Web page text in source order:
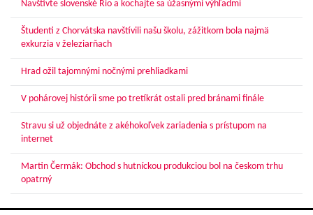
Navštívte slovenské Rio a kochajte sa úžasnými výhľadmi
Študenti z Chorvátska navštívili našu školu, zážitkom bola najmä
exkurzia v železiarňach
Hrad ožil tajomnými nočnými prehliadkami
V pohárovej histórii sme po tretíkrát ostali pred bránami finále
Stravu si už objednáte z akéhokoľvek zariadenia s prístupom na
internet
Martin Čermák: Obchod s hutníckou produkciou bol na českom trhu
opatrný